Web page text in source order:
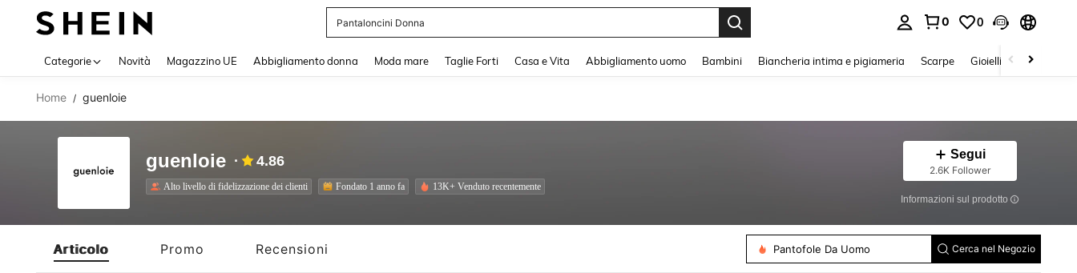
Squishy
0 0
Categorie Novità Magazzino UE Abbigliamento donna Moda mare Taglie Forti Casa e Vita Abbigliamento uomo Bambini Biancheria intima e pigiameria Scarpe Gioielli E Accessori
Home / guenloie
guenloie 4.86
Alto livello di fidelizzazione dei clienti Fondato 1 anno fa 13K+ Venduto recentemente
Segui
2.6K Follower
Informazioni sul prodotto
Articolo Promo Recensioni
Stivali Da Neve Da Donna
Stivaletti Da Donna
Pantofole Da Uomo
Cerca nel Negozio